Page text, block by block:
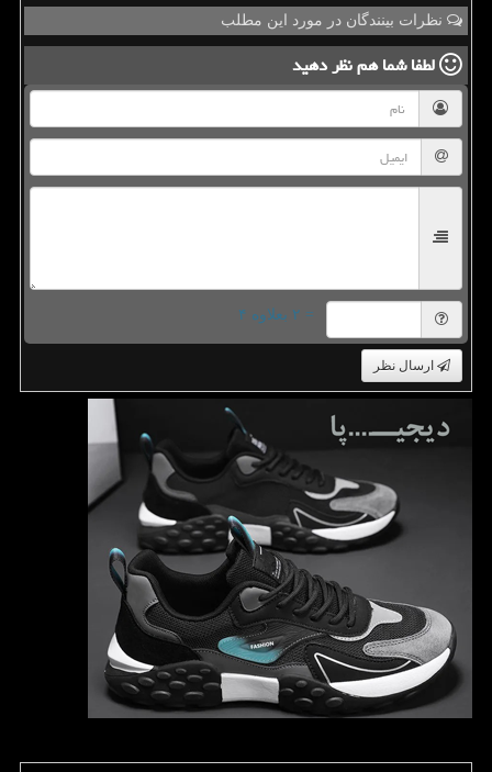
نظرات بینندگان در مورد این مطلب
لطفا شما همنظر دهید
= ۲ بعلاوه ۴
ارسال نظر